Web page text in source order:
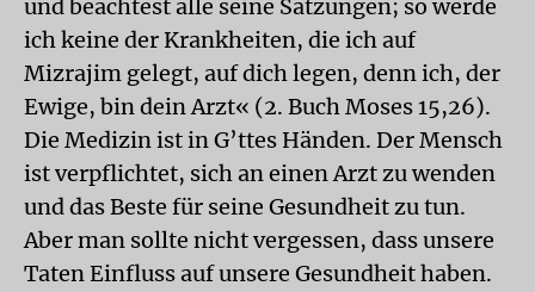
und beachtest alle seine Satzungen; so werde
ich keine der Krankheiten, die ich auf
Mizrajim gelegt, auf dich legen, denn ich, der
Ewige, bin dein Arzt« (2. Buch Moses 15,26).
Die Medizin ist in G’ttes Händen. Der Mensch
ist verpflichtet, sich an einen Arzt zu wenden
und das Beste für seine Gesundheit zu tun.
Aber man sollte nicht vergessen, dass unsere
Taten Einfluss auf unsere Gesundheit haben.